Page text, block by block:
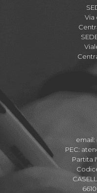
Via
email:
PEC:
Partita